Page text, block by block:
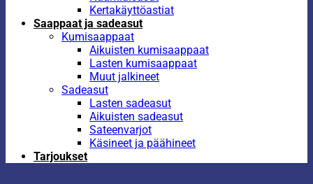
Kertakäyttöastiat
Saappaat ja sadeasut
Kumisaappaat
Aikuisten kumisaappaat
Lasten kumisaappaat
Muut jalkineet
Sadeasut
Lasten sadeasut
Aikuisten sadeasut
Sateenvarjot
Käsineet ja päähineet
Tarjoukset